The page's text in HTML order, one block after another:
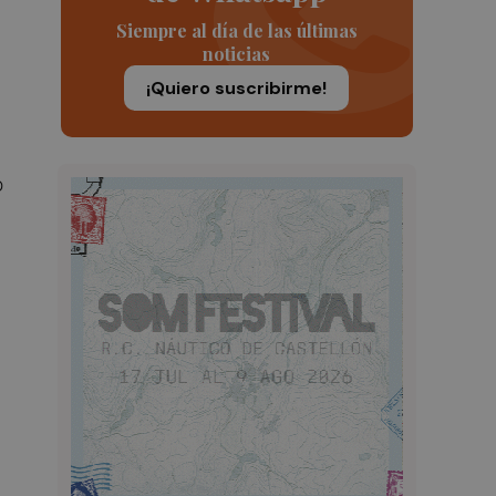
Siempre al día de las últimas
noticias
¡Quiero suscribirme!